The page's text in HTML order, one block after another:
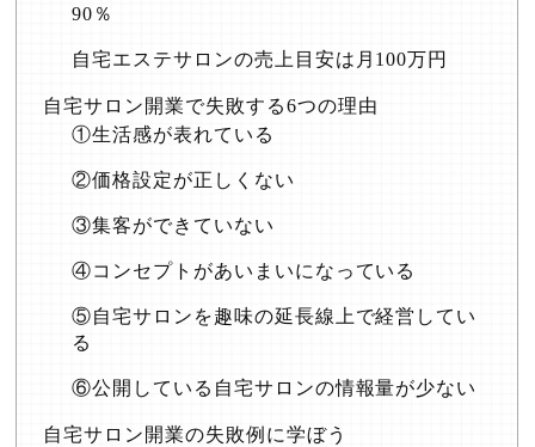
90％
自宅エステサロンの売上目安は月100万円
自宅サロン開業で失敗する6つの理由
①生活感が表れている
②価格設定が正しくない
③集客ができていない
④コンセプトがあいまいになっている
⑤自宅サロンを趣味の延長線上で経営してい
る
⑥公開している自宅サロンの情報量が少ない
自宅サロン開業の失敗例に学ぼう